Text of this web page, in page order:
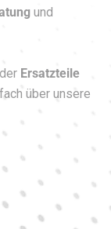
und
Ersatzteile
über unsere